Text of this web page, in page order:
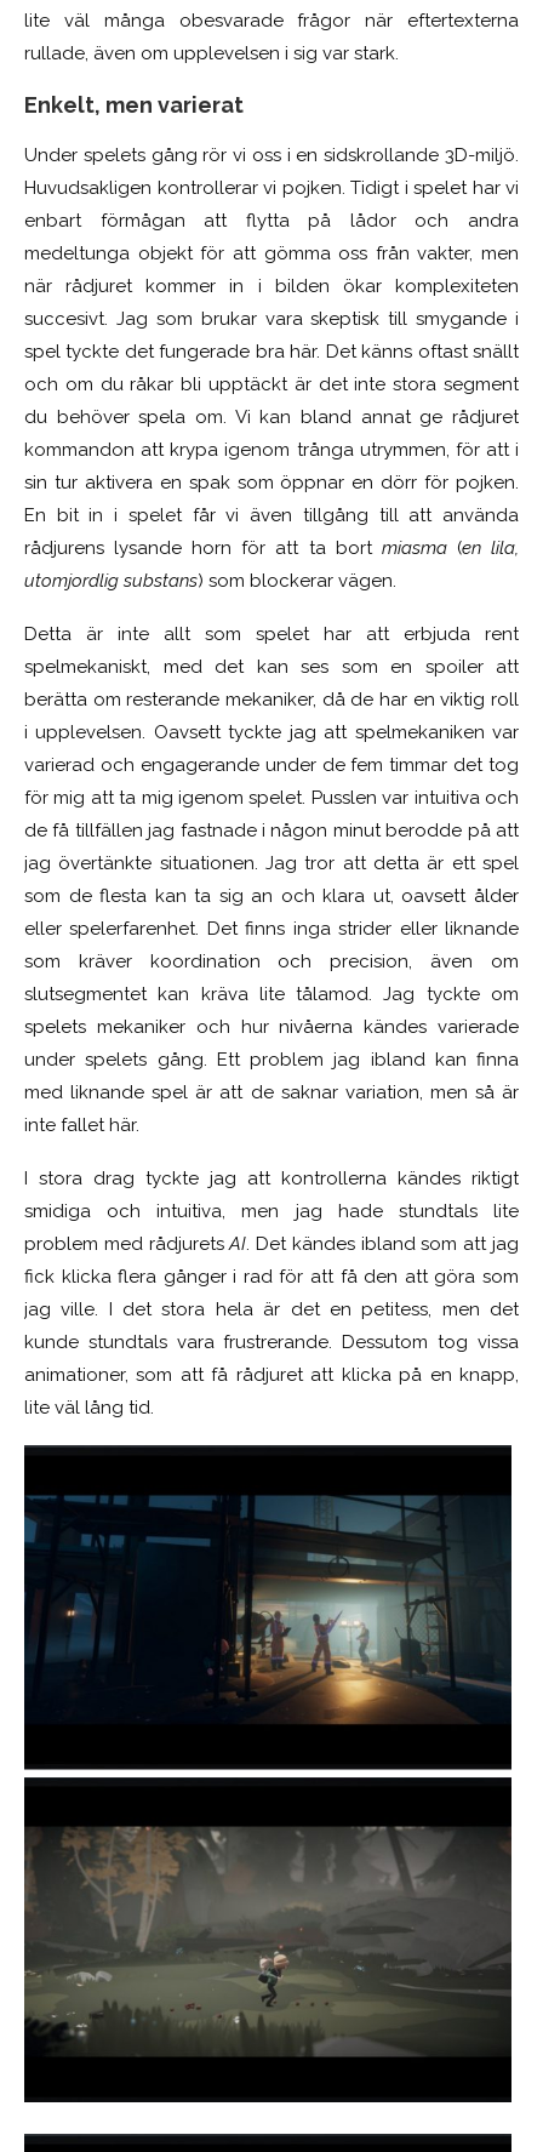
lite väl mångaobesvarade frågor när eftertexterna
rullade, även om upplevelsen i sig var stark.
Enkelt, men varierat
Under spelets gång rör vi oss i en sidskrollande 3D-miljö.
Huvudsakligen kontrollerar vi pojken. Tidigt i spelet har vi
enbart förmågan att flytta på lådor och andra
medeltunga objekt för att gömma oss från vakter, men
när rådjuret kommer in i bilden ökar komplexiteten
succesivt. Jag som brukar vara skeptisk till smygande i
spel tyckte det fungerade bra här. Det känns oftast snällt
och om du råkar bli upptäckt är det inte stora segment
du behöver spela om. Vi kan bland annat ge rådjuret
kommandon att krypa igenom trånga utrymmen, för att i
sin tur aktivera en spak som öppnar en dörr för pojken.
En bit in i spelet får vi även tillgång till att använda
rådjurens lysande horn för att ta bort miasma(en lila,
utomjordlig substans) som blockerar vägen.
Detta är inte allt som spelet har att erbjuda rent
spelmekaniskt, med
det kan ses som en spoiler att
berätta om resterande mekaniker, då de har en viktig roll
i upplevelsen. Oavsett tyckte jag att spelmekaniken var
varierad och engagerande under de fem timmar det tog
för mig att ta mig igenom spelet. Pusslen var intuitiva och
de få tillfällen jag fastnade i någon minut berodde på att
jag övertänkte situationen. Jag tror att detta är ett spel
som de flesta kan ta sig an och klara ut, oavsett ålder
eller spelerfarenhet. Det finns inga strider eller liknande
som kräver koordination och precision, även om
slutsegmentet kan kräva lite tålamod. Jag tyckte om
spelets mekaniker och hur nivåerna kändes varierade
under spelets gång. Ett problem jag ibland kan finna
med liknande spel är att de saknar variation, men så är
inte fallet här.
I stora drag tyckte jag att kontrollerna kändes riktigt
smidiga och intuitiva, men jag hade stundtals lite
problem med rådjuretsAI. Det kändes ibland som att jag
fick klicka flera gånger i rad för att få den att göra som
jag ville. I det stora hela är det en petitess, men det
kunde stundtals vara frustrerande. Dessutom tog vissa
animationer, som att få rådjuret att klicka på en knapp,
lite väl lång tid.